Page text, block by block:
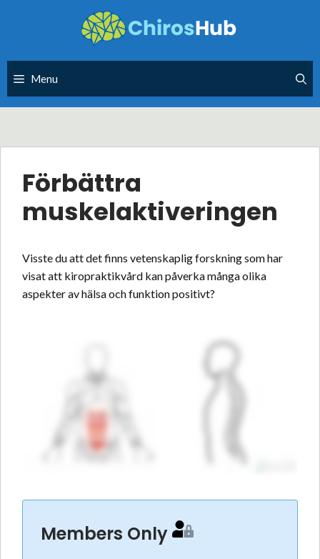
Menu
Förbättra
muskelaktiveringen
Visste du att det finns vetenskaplig forskning som har
visat att kiropraktikvård kan påverka många olika
aspekter av hälsa och funktion positivt?
Members Only